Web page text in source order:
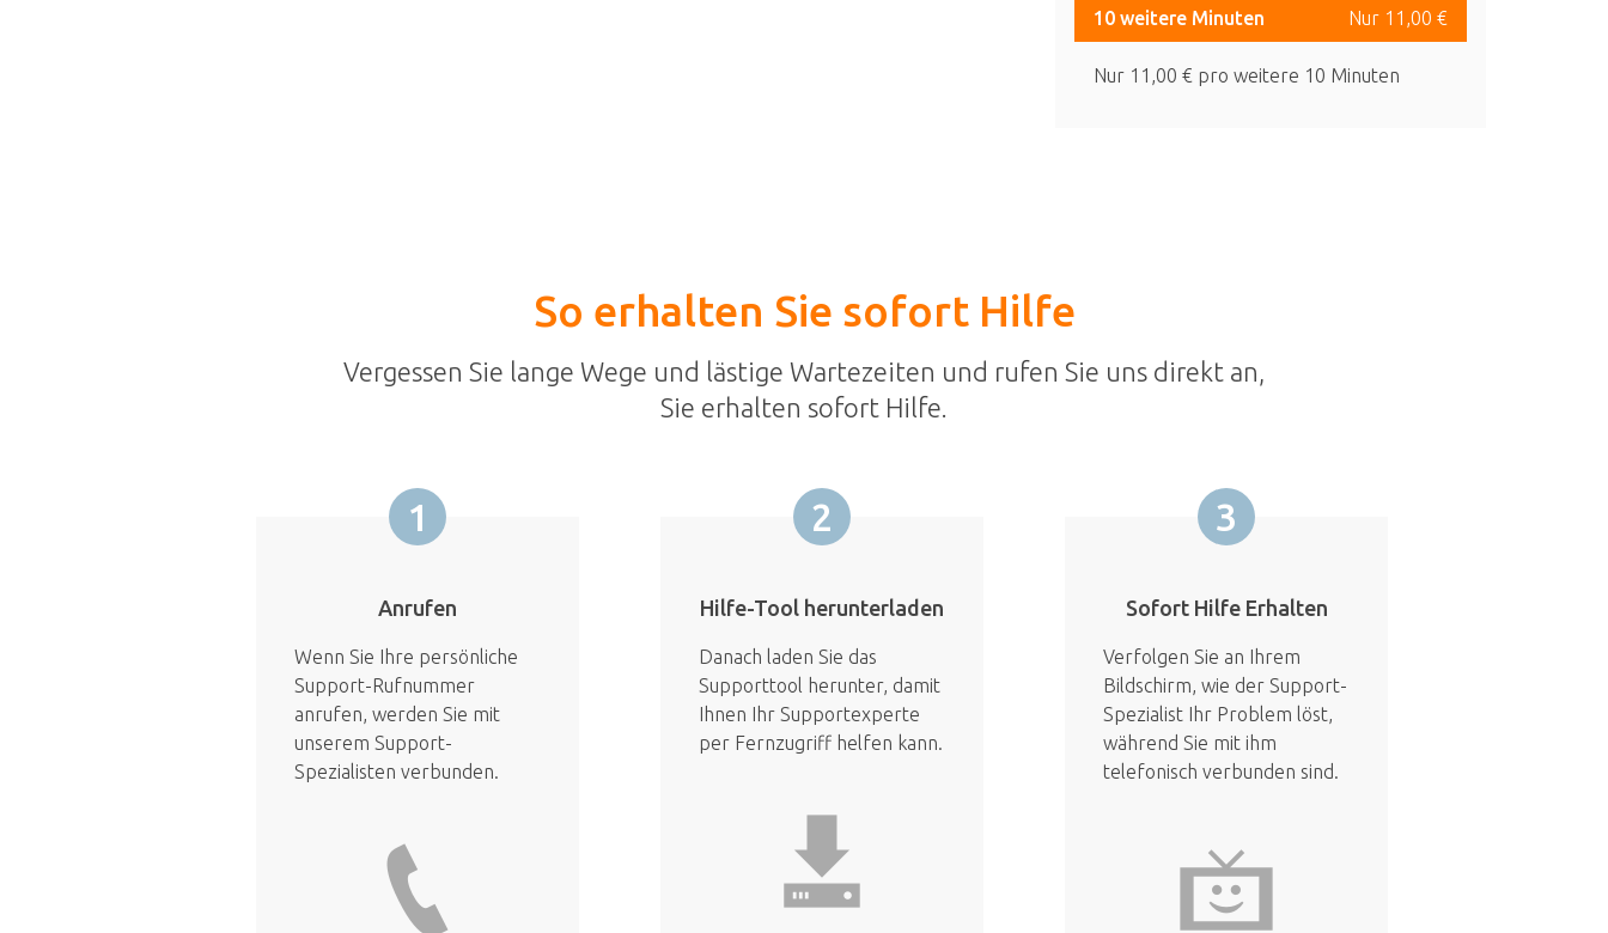
10 weitere Minuten Nur 11,00 €
Nur 11,00 € pro weitere 10 Minuten
So erhalten Sie sofort Hilfe
Vergessen Sie lange Wege und lästige Wartezeiten und rufen Sie uns direkt an,
Sie erhalten sofort Hilfe.
1
Anrufen
Wenn Sie Ihre persönliche
Support-Rufnummer
anrufen, werden Sie mit
unserem Support-
Spezialisten verbunden.
2
Hilfe-Tool herunterladen
Danach laden Sie das
Supporttool herunter, damit
Ihnen Ihr Supportexperte
per Fernzugriff helfen kann.
3
Sofort Hilfe Erhalten
Verfolgen Sie an Ihrem
Bildschirm, wie der Support-
Spezialist Ihr Problem löst,
während Sie mit ihm
telefonisch verbunden sind.